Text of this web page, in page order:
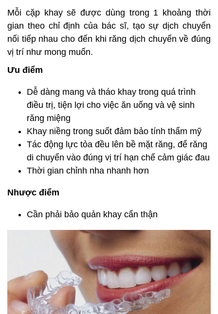
Mỗi cặp khay sẽ được dùng trong 1 khoảng thời
gian theo chỉ định của bác sĩ, tạo sự dịch chuyển
nối tiếp nhau cho đến khi răng dịch chuyển về đúng
vị trí như mong muốn.
Ưu điểm
Dễ dàng mang và tháo khay trong quá trình
điều trị, tiện lợi cho việc ăn uống và vệ sinh
răng miệng
Khay niềng trong suốt đảm bảo tính thẩm mỹ
Tác động lực tỏa đều lên bề mặt răng, để răng
di chuyển vào đúng vị trí hạn chế cảm giác đau
Thời gian chỉnh nha nhanh hơn
Nhược điểm
Cần phải bảo quản khay cẩn thận